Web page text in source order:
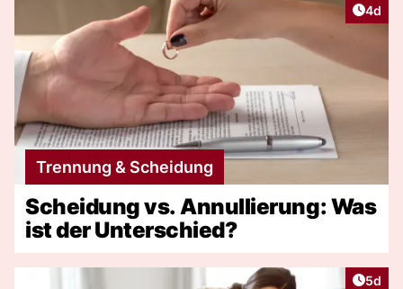
4d
Trennung & Scheidung
Scheidung vs. Annullierung: Was
ist der Unterschied?
5d